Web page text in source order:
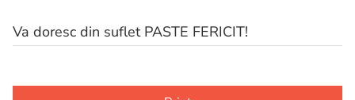
Va doresc din suflet PASTE FERICIT!